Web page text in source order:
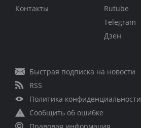
Контакты
Rutube
Telegram
Дзен
Быстрая подписка на новости
RSS
Политика конфиденциальности
Сообщить об ошибке